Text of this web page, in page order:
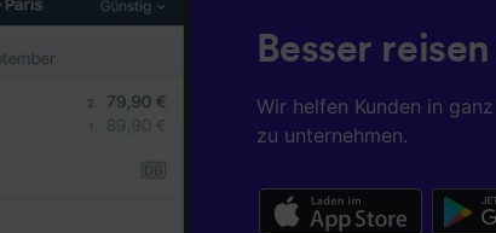
Besser
Wir helfen Kunden in
zu unternehmen.